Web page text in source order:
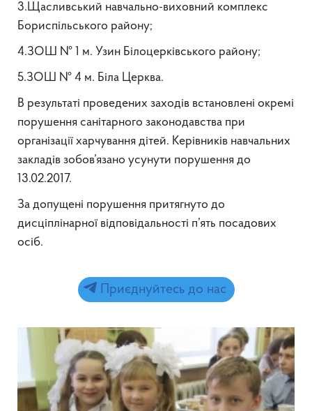
3.Щасливський навчально-виховний комплекс
Бориспільського району;
4.ЗОШ № 1 м. Узин Білоцерківського району;
5.ЗОШ № 4 м. Біла Церква.
В результаті проведених заходів встановлені окремі
порушення санітарного законодавства при
організації харчування дітей. Керівників навчальних
закладів зобов’язано усунути порушення до
13.02.2017.
За допущені порушення притягнуто до
дисціплінарної відповідальності п’ять посадових
осіб.
Приєднуйтесь до нас